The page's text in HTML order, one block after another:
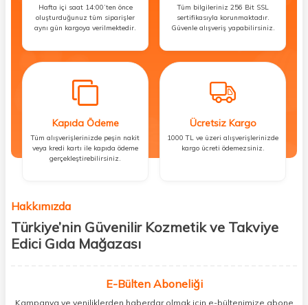
Hafta içi saat 14:00’ten önce
oluşturduğunuz tüm siparişler
aynı gün kargoya verilmektedir.
Tüm bilgileriniz 256 Bit SSL
sertifikasıyla korunmaktadır.
Güvenle alışveriş yapabilirsiniz.
Kapıda Ödeme
Tüm alışverişlerinizde peşin nakit
veya kredi kartı ile kapıda ödeme
gerçekleştirebilirsiniz.
Ücretsiz Kargo
1000 TL ve üzeri alışverişlerinizde
kargo ücreti ödemezsiniz.
Hakkımızda
Türkiye’nin Güvenilir Kozmetik ve Takviye
Edici Gıda Mağazası
kişisel bakım hem de takviye edici gıda ürünlerini sizlerle
buluşturuyoruz. Artık mağaza mağaza dolaşmanıza gerek yok;
E-Bülten Aboneliği
Kampanya ve yeniliklerden haberdar olmak için e-bültenimize abone